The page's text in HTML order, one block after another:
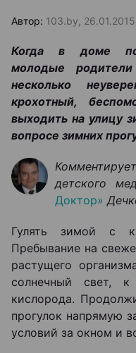
Автор: 103.by, 26.01.2015
Когда в доме
молодые родители
несколько
крохотный,
выходить на улицу
вопросе зимних
детского
Доктор»
Гулять зимой с
Пребывание на
растущего
солнечный свет,
кислорода.
прогулок напрямую
условий за окном и